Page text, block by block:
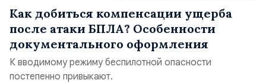
Как добиться компенсации ущерба
после атаки БПЛА? Особенности
документального оформления
К вводимому режиму беспилотной опасности
постепенно привыкают.